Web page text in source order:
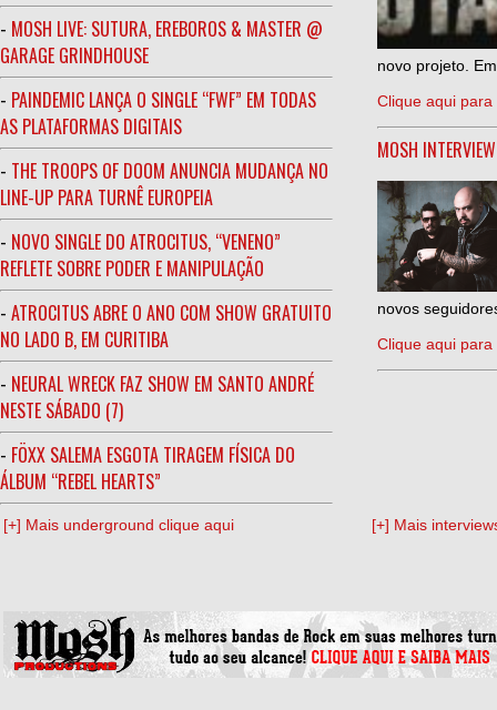
- MOSH LIVE: SUTURA, EREBOROS & MASTER @
GARAGE GRINDHOUSE
- PAINDEMIC LANÇA O SINGLE “FWF” EM TODAS
AS PLATAFORMAS DIGITAIS
- THE TROOPS OF DOOM ANUNCIA MUDANÇA NO
LINE-UP PARA TURNÊ EUROPEIA
- NOVO SINGLE DO ATROCITUS, “VENENO”
REFLETE SOBRE PODER E MANIPULAÇÃO
- ATROCITUS ABRE O ANO COM SHOW GRATUITO
NO LADO B, EM CURITIBA
- NEURAL WRECK FAZ SHOW EM SANTO ANDRÉ
NESTE SÁBADO (7)
- FÖXX SALEMA ESGOTA TIRAGEM FÍSICA DO
ÁLBUM “REBEL HEARTS”
novo projeto.
Clique aqui para
MOSH
novos
Clique aqui para
[+] Mais underground clique aqui [+] Mais